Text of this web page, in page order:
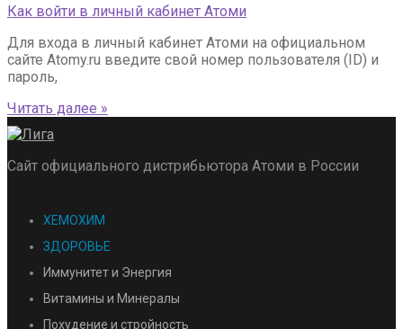
Как войти в личный кабинет Атоми
Для входа в личный кабинет Атоми на официальном
сайте Atomy.ru введите свой номер пользователя (ID) и
пароль,
Читать далее »
Сайт официального дистрибьютора Атоми в России
ХЕМОХИМ
ЗДОРОВЬЕ
Иммунитет и Энергия
Витамины и Минералы
Похудение и стройность